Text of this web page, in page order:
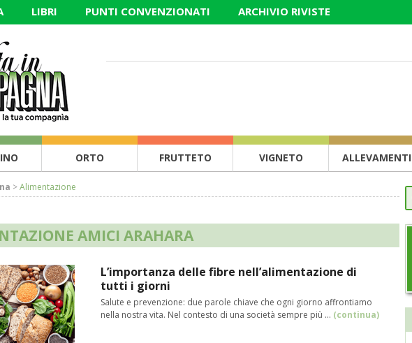
LIBRI PUNTI CONVENZIONATI ARCHIVIO RIVISTE
ORTO FRUTTETO VIGNETO ALLEVAMENTI
>Alimentazione
AMICI ARAHARA
L’importanza delle fibre nell’alimentazione di
tutti i giorni
Salute e prevenzione: due parole chiave che ogni giorno affrontiamo
nella nostra vita. Nel contesto di una società sempre più ... (continua)